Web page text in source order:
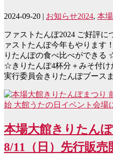
2024-09-20 | お知らせ2024, 本
ファストたんぽ2024 ご好評に
ァストたんぽ今年もやります
りたんぽの食べ比べができる
☆きりたんぽ4杯分＋みそ付け
実行委員会きりたんぽブース
本場大館きりたん
8/11（日）先行販売